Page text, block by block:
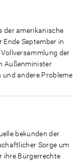
der amerikanische
September in
der
Außenminister
und andere Probleme
bekunden der
Sorge um
ihre Bürgerrechte